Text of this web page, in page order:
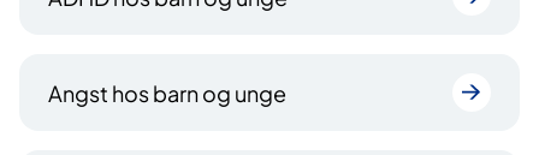
Angst hos barn og unge